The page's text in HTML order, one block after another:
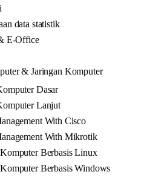
data statistik
E-Office
& Jaringan Komputer
Dasar
Lanjut
With Cisco
With Mikrotik
Berbasis Linux
Berbasis Windows